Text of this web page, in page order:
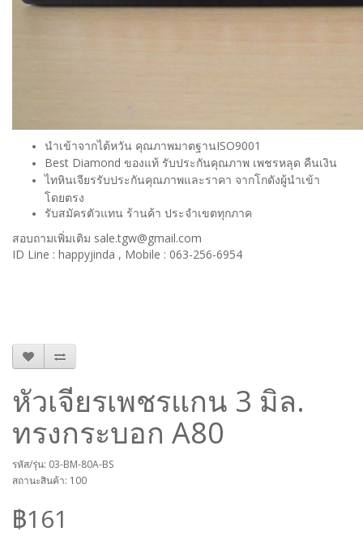
นำเข้าจากไต้หวัน คุณภาพมาตฐานISO9001
Best Diamond ของแท้ รับประกันคุณภาพ เพชรหลุด คืนเงิน
ไทหินเจียรรับประกันคุณภาพและราคา จากโกดังผู้นำเข้า
โดยตรง
รับสมัครตัวแทน ร้านค้า ประจำเขตทุกภาค
สอบถามเพิ่มเติม sale.tgw@gmail.com
ID Line : happyjinda , Mobile : 063-256-6954
หัวเจียรเพชรแกน 3 มิล.
ทรงกระบอก A80
รหัส/รุ่น: 03-BM-80A-BS
สถานะสินค้า: 100
฿161